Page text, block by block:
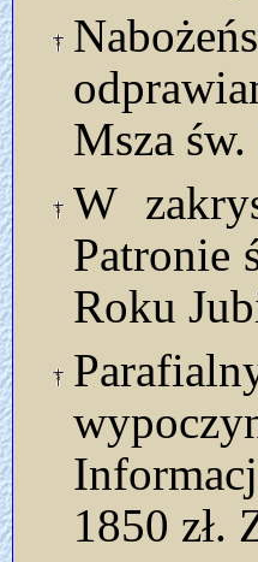
Msza św.
W
Patronie
Roku
1850 zł.